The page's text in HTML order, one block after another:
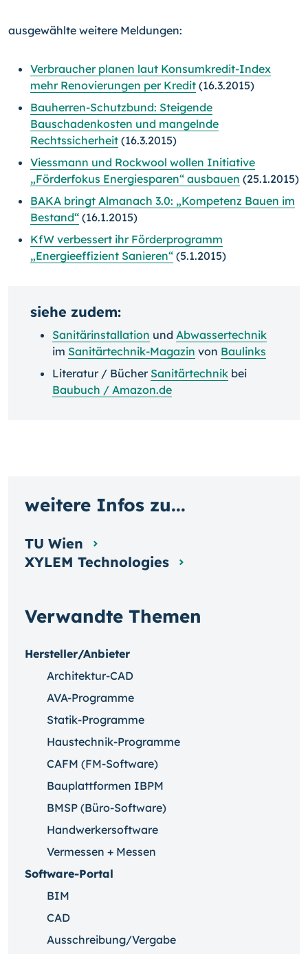
ausgewählte weitere Meldungen:
Verbraucher planen laut Konsumkredit-Index
mehr Renovierungen per Kredit (16.3.2015)
Bauherren-Schutzbund: Steigende
Bauschadenkosten und mangelnde
Rechtssicherheit (16.3.2015)
Viessmann und Rockwool wollen Initiative
„Förderfokus Energiesparen“ ausbauen (25.1.2015)
BAKA bringt Almanach 3.0: „Kompetenz Bauen im
Bestand“ (16.1.2015)
KfW verbessert ihr Förderprogramm
„Energieeffizient Sanieren“ (5.1.2015)
siehe zudem:
Sanitärinstallation und Abwassertechnik
im Sanitärtechnik-Magazin von Baulinks
Literatur / Bücher Sanitärtechnik bei
Baubuch / Amazon.de
Verwandte Themen
Hersteller/Anbieter
Architektur-CAD
AVA-Programme
Statik-Programme
Haustechnik-Programme
CAFM (FM-Software)
Bauplattformen IBPM
BMSP (Büro-Software)
Handwerkersoftware
Vermessen + Messen
Software-Portal
BIM
CAD
Ausschreibung/Vergabe
weitere Infos zu...
TU Wien
XYLEM Technologies